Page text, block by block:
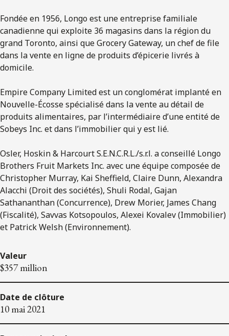
Fondée en 1956, Longo est une entreprise familiale
canadienne qui exploite 36 magasins dans la région du
grand Toronto, ainsi que Grocery Gateway, un chef de file
dans la vente en ligne de produits d’épicerie livrés à
domicile.
Empire Company Limited est un conglomérat implanté en
Nouvelle-Écosse spécialisé dans la vente au détail de
produits alimentaires, par l’intermédiaire d’une entité de
Sobeys Inc. et dans l’immobilier qui y est lié.
Osler, Hoskin & Harcourt S.E.N.C.R.L./s.r.l. a conseillé Longo
Brothers Fruit Markets Inc. avec une équipe composée de
Christopher Murray, Kai Sheffield, Claire Dunn, Alexandra
Alacchi (Droit des sociétés), Shuli Rodal, Gajan
Sathananthan (Concurrence), Drew Morier, James Chang
(Fiscalité), Savvas Kotsopoulos, Alexei Kovalev (Immobilier)
et Patrick Welsh (Environnement).
Valeur
$357 million
Date de clôture
10 mai 2021